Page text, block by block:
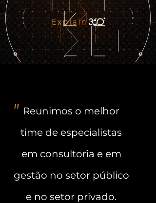
" Reunimos o melhor
time de especialistas
em consultoria e em
gestão no setor público
e no setor privado.